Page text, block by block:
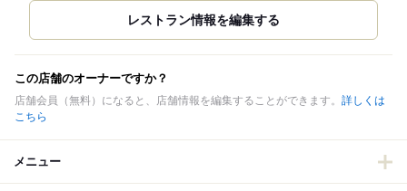
この店舗のオーナーですか？
店舗会員（無料）になると、店舗情報を編集することができます。 詳しくは
こちら
メニュー